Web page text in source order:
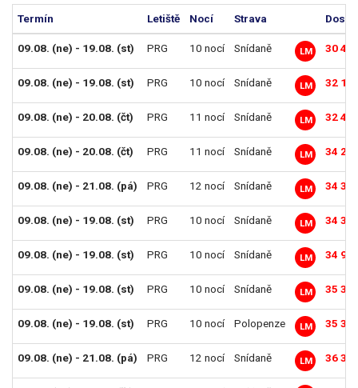
Termín Letiště Nocí Strava Dosp.
09.08. (ne) - 19.08. (st) PRG 10 nocí Snídaně LM 30
09.08. (ne) - 19.08. (st) PRG 10 nocí Snídaně LM 32
09.08. (ne) - 20.08. (čt) PRG 11 nocí Snídaně LM 32
09.08. (ne) - 20.08. (čt) PRG 11 nocí Snídaně LM 34
09.08. (ne) - 21.08. (pá) PRG 12 nocí Snídaně LM 34
09.08. (ne) - 19.08. (st) PRG 10 nocí Snídaně LM 34
09.08. (ne) - 19.08. (st) PRG 10 nocí Snídaně LM 34
09.08. (ne) - 19.08. (st) PRG 10 nocí Snídaně LM 35
09.08. (ne) - 19.08. (st) PRG 10 nocí Polopenze LM 35
09.08. (ne) - 21.08. (pá) PRG 12 nocí Snídaně LM 36